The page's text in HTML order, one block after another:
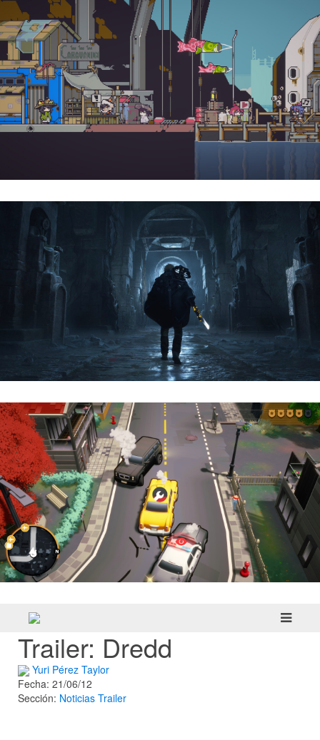
Trailer: Dredd
Yuri Pérez Taylor
Fecha: 21/06/12
Sección: Noticias Trailer